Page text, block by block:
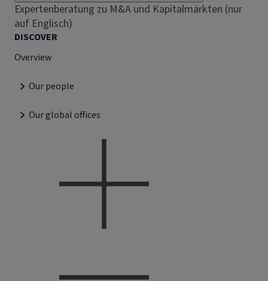
Expertenberatung zu M&A und Kapitalmärkten (nur
auf Englisch)
DISCOVER
Overview
Our people
Our global offices